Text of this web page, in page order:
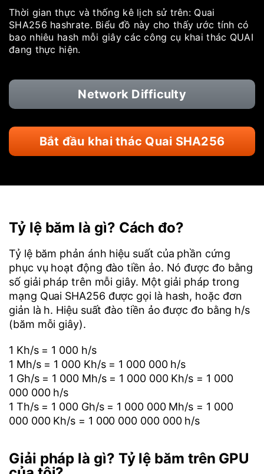
Thời gian thực và thống kê lịch sử trên: Quai
SHA256 hashrate. Biểu đồ này cho thấy ước tính có
bao nhiêu hash mỗi giây các công cụ khai thác QUAI
đang thực hiện.
Network Difficulty
Bắt đầu khai thác Quai SHA256
Tỷ lệ băm là gì? Cách đo?
Tỷ lệ băm phản ánh hiệu suất của phần cứng
phục vụ hoạt động đào tiền ảo. Nó được đo bằng
số giải pháp trên mỗi giây. Một giải pháp trong
mạng Quai SHA256 được gọi là hash, hoặc đơn
giản là h. Hiệu suất đào tiền ảo được đo bằng h/s
(băm mỗi giây).
1 Kh/s = 1 000 h/s
1 Mh/s = 1 000 Kh/s = 1 000 000 h/s
1 Gh/s = 1 000 Mh/s = 1 000 000 Kh/s = 1 000
000 000 h/s
1 Th/s = 1 000 Gh/s = 1 000 000 Mh/s = 1 000
000 000 Kh/s = 1 000 000 000 000 h/s
Giải pháp là gì? Tỷ lệ băm trên GPU